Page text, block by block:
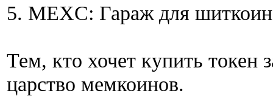
5. MEXC: Гараж для
Тем, кто хочет купить токен
царство мемкоинов.